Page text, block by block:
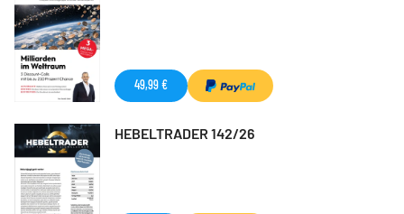
49,99 €
HEBELTRADER 142/26